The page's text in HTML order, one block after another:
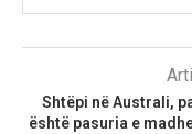
Shtëpi në Australi,
është pasuria e